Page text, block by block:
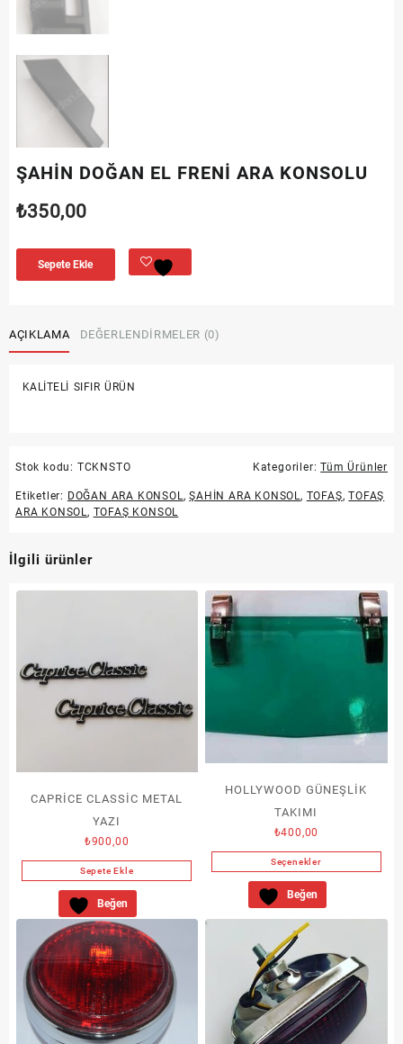
ŞAHİN DOĞAN EL FRENİ ARA KONSOLU
₺350,00
Sepete Ekle
AÇIKLAMA DEĞERLENDIRMELER (0)
KALİTELİ SIFIR ÜRÜN
Stok kodu: TCKNSTO Kategoriler:Tüm Ürünler
Etiketler: DOĞAN ARA KONSOL,ŞAHİN ARA KONSOL, TOFAŞ,TOFAŞ
ARA KONSOL, TOFAŞ KONSOL
İlgili ürünler
CAPRİCE CLASSİC METAL
YAZI
₺900,00
Sepete Ekle
Beğen
HOLLYWOOD GÜNEŞLİK
TAKIMI
₺400,00
Seçenekler
Bu
ürünün
birden
fazla
varyasyonu
var.
Seçenekler
ürün
sayfasından
Beğen